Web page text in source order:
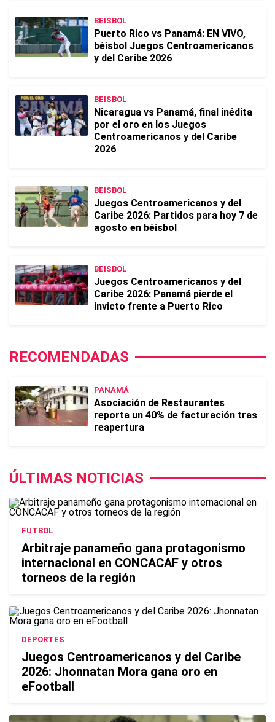
BEISBOL
Puerto Rico vs Panamá: EN VIVO,
béisbol Juegos Centroamericanos
y del Caribe 2026
BEISBOL
Nicaragua vs Panamá, final inédita
por el oro en los Juegos
Centroamericanos y del Caribe
2026
BEISBOL
Juegos Centroamericanos y del
Caribe 2026: Partidos para hoy 7 de
agosto en béisbol
BEISBOL
Juegos Centroamericanos y del
Caribe 2026: Panamá pierde el
invicto frente a Puerto Rico
RECOMENDADAS
PANAMÁ
Asociación de Restaurantes
reporta un 40% de facturación tras
reapertura
ÚLTIMAS NOTICIAS
FUTBOL
Arbitraje panameño gana protagonismo
internacional en CONCACAF y otros
torneos de la región
DEPORTES
Juegos Centroamericanos y del Caribe
2026: Jhonnatan Mora gana oro en
eFootball